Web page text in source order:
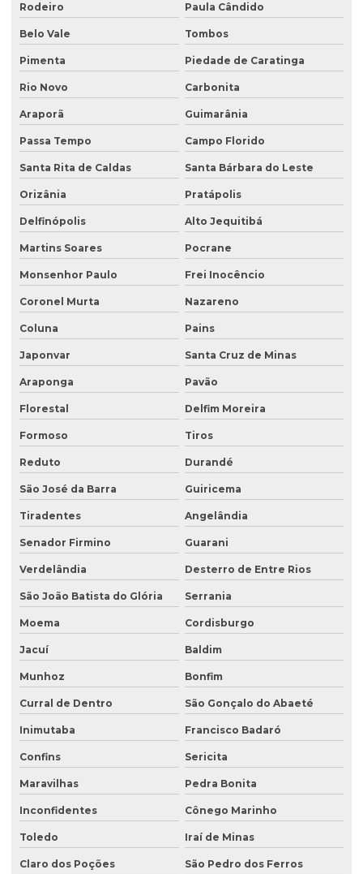
Rodeiro Paula Cândido
Belo Vale Tombos
Pimenta Piedade de Caratinga
Rio Novo Carbonita
Araporã Guimarânia
Passa Tempo Campo Florido
Santa Rita de Caldas Santa Bárbara do Leste
Orizânia Pratápolis
Delfinópolis Alto Jequitibá
Martins Soares Pocrane
Monsenhor Paulo Frei Inocêncio
Coronel Murta Nazareno
Coluna Pains
Japonvar Santa Cruz de Minas
Araponga Pavão
Florestal Delfim Moreira
Formoso Tiros
Reduto Durandé
São José da Barra Guiricema
Tiradentes Angelândia
Senador Firmino Guarani
Verdelândia Desterro de Entre Rios
São João Batista do Glória Serrania
Moema Cordisburgo
Jacuí Baldim
Munhoz Bonfim
Curral de Dentro São Gonçalo do Abaeté
Inimutaba Francisco Badaró
Confins Sericita
Maravilhas Pedra Bonita
Inconfidentes Cônego Marinho
Toledo Iraí de Minas
Claro dos Poções São Pedro dos Ferros